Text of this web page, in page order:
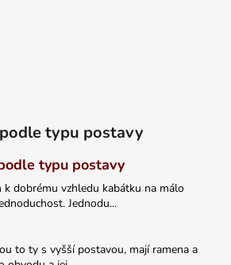
typu postavy
typu postavy
k dobrému vzhledu kabátku na málo
Jednodu...
to ty s vyšší postavou, mají ramena a